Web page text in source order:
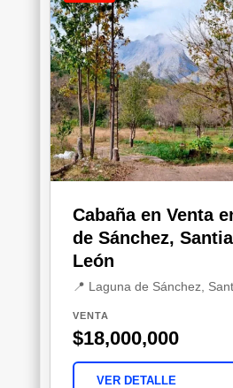
Cabaña en Venta
de Sánchez,
León
📍 Laguna de Sánchez,
VENTA
$18,000,000
VER DETALLE